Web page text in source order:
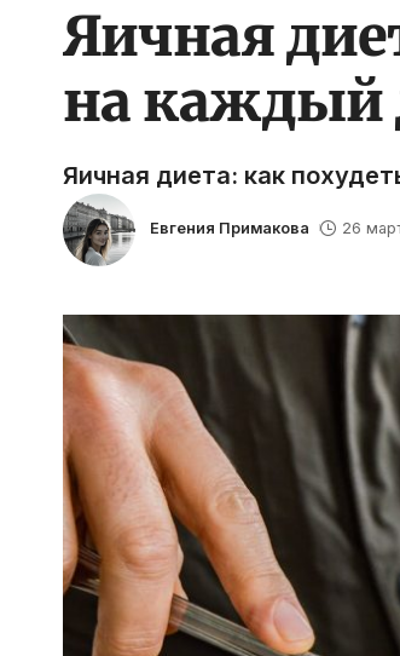
Яичная
на каждый
Яичная диета: как
Евгения Примакова 26